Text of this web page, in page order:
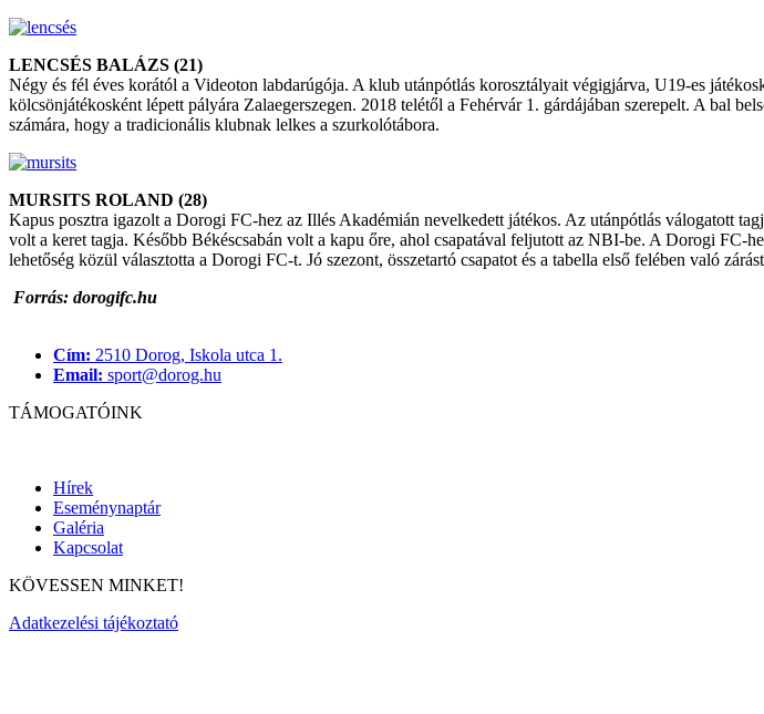
LENCSÉS BALÁZS (21)
Négy és fél éves korától a Videoton labdarúgója. A klub utánpótlás korosztályait végigjárva, U19-es
kölcsönjátékosként lépett pályára Zalaegerszegen. 2018 telétől a Fehérvár 1. gárdájában szerepelt. A bal
számára, hogy a tradicionális klubnak lelkes a szurkolótábora.
MURSITS ROLAND (28)
Kapus posztra igazolt a Dorogi FC-hez az Illés Akadémián nevelkedett játékos. Az utánpótlás válogatott
volt a keret tagja. Később Békéscsabán volt a kapu őre, ahol csapatával feljutott az NBI-be. A Dorogi FC-
lehetőség közül választotta a Dorogi FC-t. Jó szezont, összetartó csapatot és a tabella első felében való
Forrás: dorogifc.hu
Cím: 2510 Dorog, Iskola utca 1.
Email: sport@dorog.hu
TÁMOGATÓINK
Hírek
Eseménynaptár
Galéria
Kapcsolat
KÖVESSEN MINKET!
Adatkezelési tájékoztató